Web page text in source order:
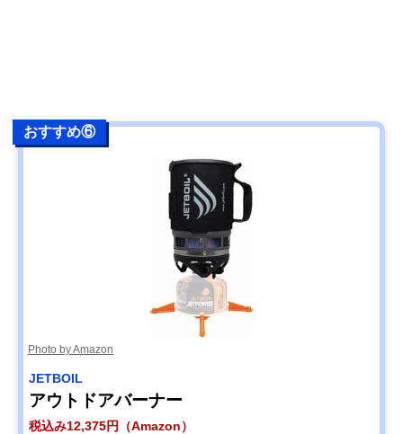
おすすめ⑥
Photo by Amazon
JETBOIL
アウトドアバーナー
税込み12,375円（Amazon）